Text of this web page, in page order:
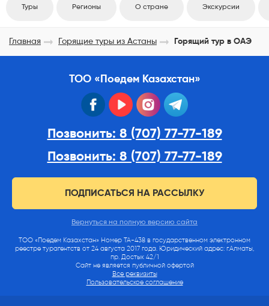
Туры Регионы О стране Экскурсии
Главная Горящие туры из Астаны Горящий тур в ОАЭ
ТОО «Поедем Казахстан»
facebook youtube instagram
Позвонить: 8 (707) 77-77-189
Позвонить: 8 (707) 77-77-189
ПОДПИСАТЬСЯ НА РАССЫЛКУ
Вернуться на полную версию сайта
ТОО «Поедем Казахстан» Номер ТА-438 в государственном электронном
реестре турагентств от 24 августа 2017 года. Юридический адрес: г.Алматы,
пр. Достык 42/1
Сайт не является публичной офертой
Все реквизиты
Пользовательское соглашение